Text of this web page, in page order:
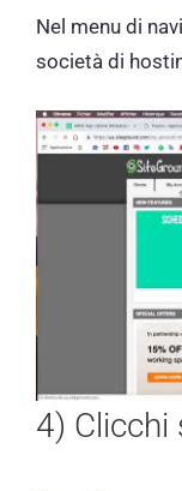
Nel menu di
società di
4) Clicchi